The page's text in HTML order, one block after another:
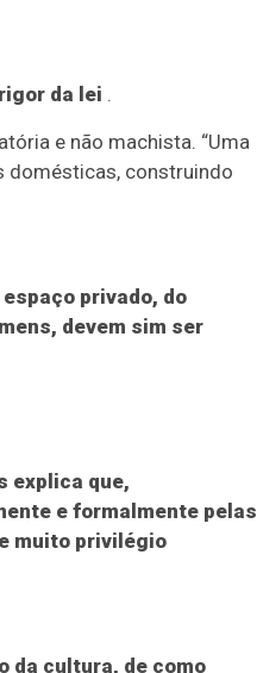
da lei .
e não machista. “Uma
domésticas, construindo
privado, do
devem sim ser
explica que,
e formalmente pelas
muito privilégio
da cultura, de como